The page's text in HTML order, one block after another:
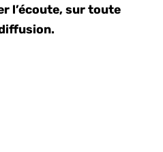
l’écoute, sur toute